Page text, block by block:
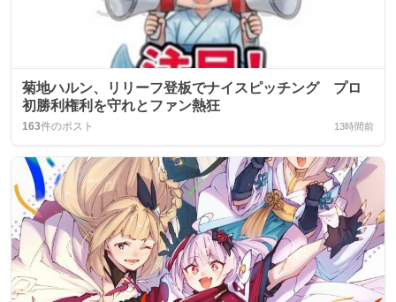
菊地ハルン、リリーフ登板でナイスピッチング プロ
初勝利権利を守れとファン熱狂
163件のポスト 13時間前